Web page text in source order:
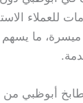
للعملاء
ميسرة، ما
أبوظبي من